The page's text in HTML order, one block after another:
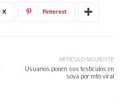
X Pinterest
ARTÍCULO SIGUIENTE
Usuarios ponen sus testículos en
soya por reto viral